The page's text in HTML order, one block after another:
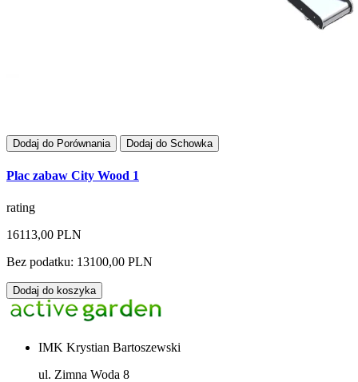
Dodaj do Porównania Dodaj do Schowka
Plac zabaw City Wood 1
rating
16113,00 PLN
Bez podatku: 13100,00 PLN
Dodaj do koszyka
IMK Krystian Bartoszewski
ul. Zimna Woda 8